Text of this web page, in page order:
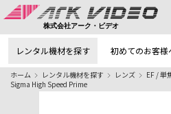
株式会社アーク・ビデオ
レンタル機材を探す 初めてのお客様
ホーム レンタル機材を探す レンズ
EF / 単
Sigma High Speed Prime